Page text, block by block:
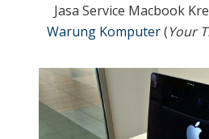
Jasa Service Macbook
Warung Komputer(Your